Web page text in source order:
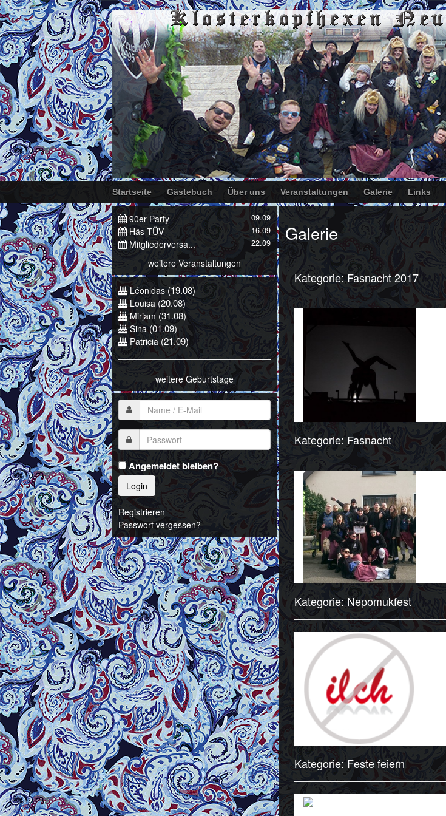
Startseite Gästebuch Über uns Veranstaltungen Galerie Links
Galerie
Kategorie: Fasnacht 2017
Kategorie: Fasnacht
Kategorie: Nepomukfest
Kategorie: Feste feiern
90er Party 09.09
Häs-TÜV 16.09
Mitgliederversa... 22.09
weitere Veranstaltungen
Léonidas(19.08)
Louisa (20.08)
Mirjam(31.08)
Sina(01.09)
Patricia (21.09)
weitere Geburtstage
Angemeldet bleiben?
Login
Registrieren
Passwort vergessen?